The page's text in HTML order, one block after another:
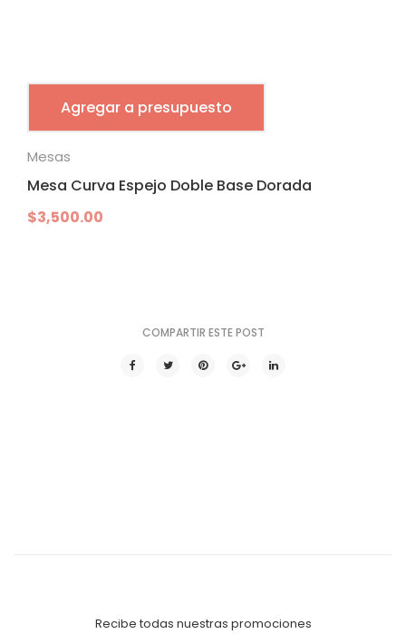
Agregar a presupuesto
Mesas
Mesa Curva Espejo Doble Base Dorada
$3,500.00
COMPARTIR ESTE POST
Recibe todas nuestras promociones